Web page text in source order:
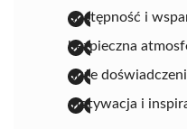
dostępność i
bezpieczna
duże
motywacja i